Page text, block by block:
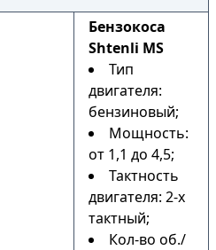
Бензокоса
Shtenli MS
Тип
двигателя:
бензиновый;
Мощность:
от 1,1 до 4,5;
Тактность
двигателя: 2-х
тактный;
Кол-во об./